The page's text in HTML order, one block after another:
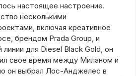
настоящее настроение.
несколькими
включая креативное
брендом Prada Group, и
для Diesel Black Gold, он
свое время между Миланом и
он выбрал Лос-Анджелес в